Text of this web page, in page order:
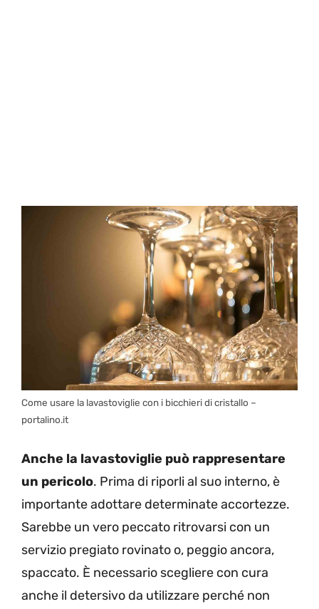
Come usare la lavastoviglie con i bicchieri di cristallo –
portalino.it
Anche la lavastoviglie può rappresentare
un pericolo. Prima di riporli al suo interno, è
importante adottare determinate accortezze.
Sarebbe un vero peccato ritrovarsi con un
servizio pregiato rovinato o, peggio ancora,
spaccato. È necessario scegliere con cura
anche il detersivo da utilizzare perché non